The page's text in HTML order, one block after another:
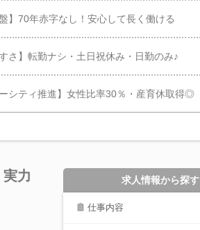
盤】70年赤字なし！安心して長く働ける
すさ】転勤ナシ・土日祝休み・日勤のみ♪
ーシティ推進】女性比率30％・産育休取得◎
力
求人情報から探す
仕事内容